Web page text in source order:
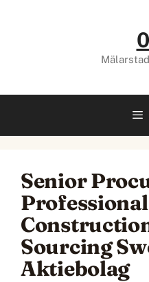
Senior
Sourcing
Aktiebolag